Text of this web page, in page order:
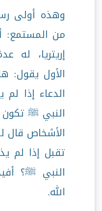
وهذه أولى
من المستمع:
إريتريا، له
الأول يقول:
الدعاء إذا
النبي ﷺ تكون
الأشخاص قال
تقبل إذا لم
النبي ﷺ؟
الله.